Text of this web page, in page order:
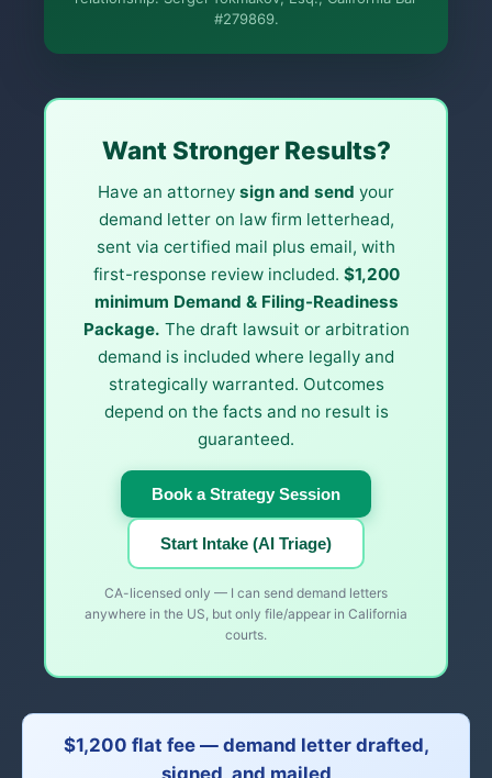
консультация, и отношения адвоката и
Сергея. Дела по Калифорнии.
#279869.
Want Stronger Results?
Have an attorney sign and send your
demand letter on law firm letterhead,
sent via certified mail plus email, with
first-response review included. $1,200
minimum Demand & Filing-Readiness
Package. The draft lawsuit or arbitration
demand is included where legally and
strategically warranted. Outcomes
depend on the facts and no result is
guaranteed.
Book a Strategy Session
Start Intake (AI Triage)
CA-licensed only — I can send demand letters
anywhere in the US, but only file/appear in California
courts.
$1,200 flat fee — demand letter drafted,
signed, and mailed